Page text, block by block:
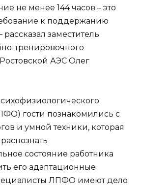
не менее 144 часов – это
к поддержанию
заместитель
тренировочного
АЭС Олег
гости познакомились с
и умной техники, которая
состояние работника
его адаптационные
ЛПФО имеют дело